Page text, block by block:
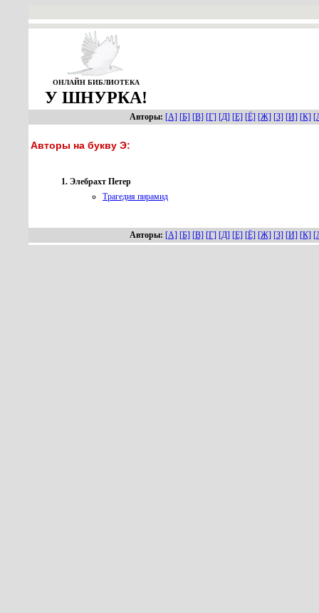
ОНЛАЙН БИБЛИОТЕКА
У ШНУРКА!
Авторы: [А] [Б] [В] [Г] [Д] [Е] [Ё] [Ж] [З] [И] [К]
Авторы на букву Э:
Элебрахт Петер
Трагедия пирамид
Авторы: [А] [Б] [В] [Г] [Д] [Е] [Ё] [Ж] [З] [И] [К]